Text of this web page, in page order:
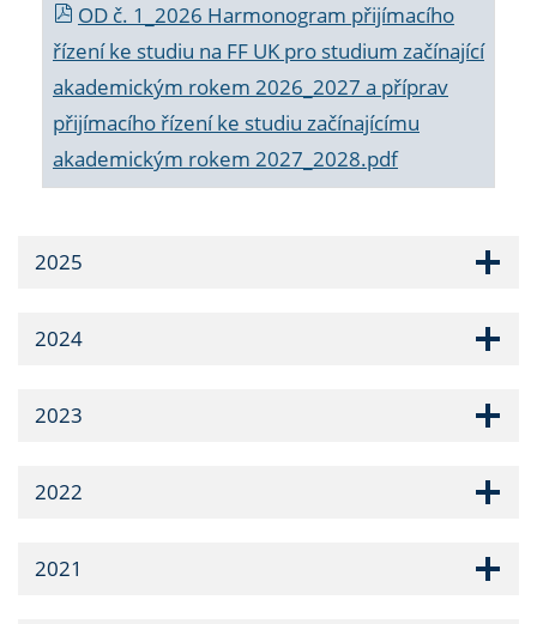
OD č. 1_2026 Harmonogram přijímacího
řízení ke studiu na FF UK pro studium začínající
akademickým rokem 2026_2027 a příprav
přijímacího řízení ke studiu začínajícímu
akademickým rokem 2027_2028.pdf
2025
2024
2023
2022
2021